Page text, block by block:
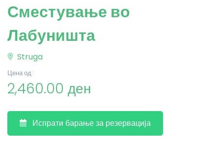
Сместување во
Лабуништа
Struga
Цена од:
2,460.00 ден
Испрати барање за резервација